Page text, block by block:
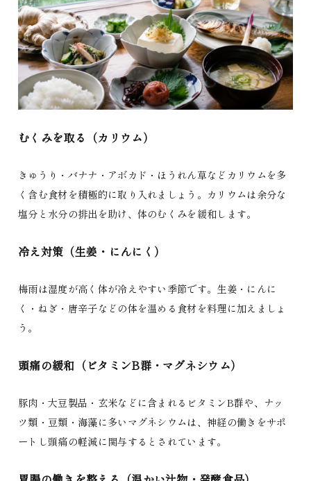
むくみを取る（カリウム）
きゅうり・バナナ・アボカド・ほうれん草などカリウムを多
く含む食材を積極的に取り入れましょう。カリウムは余分な
塩分と水分の排出を助け、体のむくみを緩和します。
冷え対策（生姜・にんにく）
梅雨は湿度が高く体が冷えやすい季節です。生姜・にんに
く・ねぎ・唐辛子などの体を温める食材を料理に加えましょ
う。
頭痛の緩和（ビタミンB群・マグネシウム）
豚肉・大豆製品・玄米などに含まれるビタミンB群や、ナッ
ツ類・豆類・海藻に多いマグネシウムは、神経の働きをサポ
ートし頭痛の軽減に関与するとされています。